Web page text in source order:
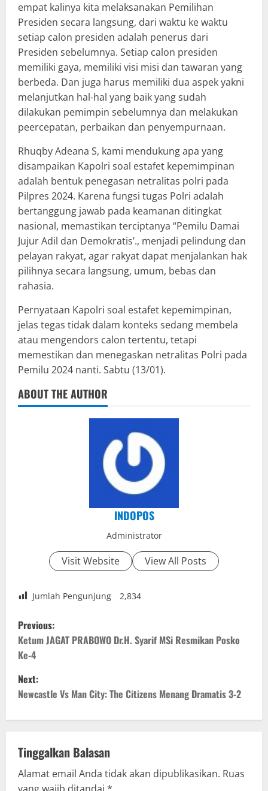
empat kalinya kita melaksanakan Pemilihan
Presiden secara langsung, dari waktu ke waktu
setiap calon presiden adalah penerus dari
Presiden sebelumnya. Setiap calon presiden
memiliki gaya, memiliki visi misi dan tawaran yang
berbeda. Dan juga harus memiliki dua aspek yakni
melanjutkan hal-hal yang baik yang sudah
dilakukan pemimpin sebelumnya dan melakukan
peercepatan, perbaikan dan penyempurnaan.
Rhuqby Adeana S, kami mendukung apa yang
disampaikan Kapolri soal estafet kepemimpinan
adalah bentuk penegasan netralitas polri pada
Pilpres 2024. Karena fungsi tugas Polri adalah
bertanggung jawab pada keamanan ditingkat
nasional, memastikan terciptanya “Pemilu Damai
Jujur Adil dan Demokratis’., menjadi pelindung dan
pelayan rakyat, agar rakyat dapat menjalankan hak
pilihnya secara langsung, umum, bebas dan
rahasia.
Pernyataan Kapolri soal estafet kepemimpinan,
jelas tegas tidak dalam konteks sedang membela
atau mengendors calon tertentu, tetapi
memestikan dan menegaskan netralitas Polri pada
Pemilu 2024 nanti. Sabtu (13/01).
ABOUT THE AUTHOR
INDOPOS
Administrator
Visit Website View All Posts
Jumlah Pengunjung 2,834
P
o
s
t
n
a
v
Previous:
Ketum JAGAT PRABOWO Dr.H. Syarif MSi Resmikan Posko
Ke-4
Next:
Newcastle Vs Man City: The Citizens Menang Dramatis 3-2
Tinggalkan Balasan
Alamat email Anda tidak akan dipublikasikan. Ruas